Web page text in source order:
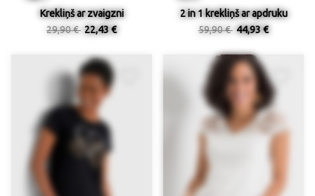
Krekliņš ar zvaigzni
29,90 € 22,43 €
2 in 1 krekliņš ar apdruku
59,90 € 44,93 €